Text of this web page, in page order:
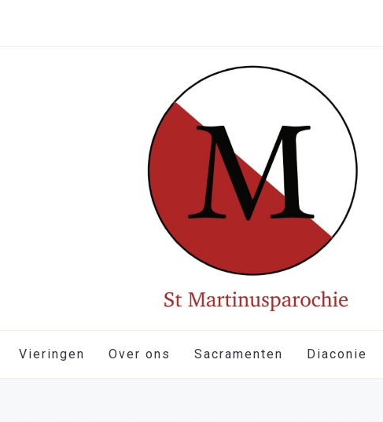
Vieringen Over ons Sacramenten Diaconie